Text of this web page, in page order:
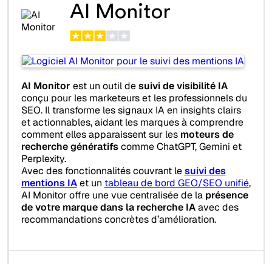
AI Monitor
AI Monitor est un outil desuivi de visibilité IA
conçu pour les marketeurs et les professionnels du
SEO. Il transforme les signaux IA en insights clairs
et actionnables, aidant les marques à comprendre
comment elles apparaissent sur les moteurs de
recherche génératifscomme ChatGPT, Gemini et
Perplexity.
Avec des fonctionnalités couvrant lesuivi des
mentions IAet un tableau de bord GEO/SEO unifié,
AI Monitor offre une vue centralisée de la présence
de votre marque dans la recherche IAavec des
recommandations concrètes d’amélioration.